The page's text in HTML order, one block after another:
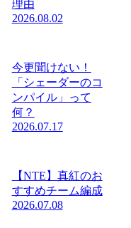
理由
2026.08.02
今更聞けない！
「シェーダーのコ
ンパイル」って
何？
2026.07.17
【NTE】真紅のお
すすめチーム編成
2026.07.08